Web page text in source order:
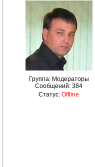
Группа: Модераторы
Сообщений: 384
Статус: Offline